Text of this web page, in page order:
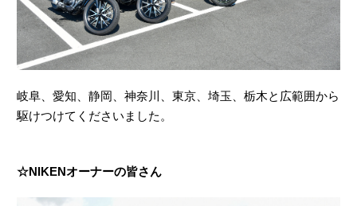
岐阜、愛知、静岡、神奈川、東京、埼玉、栃木と広範囲から
駆けつけてくださいました。
☆NIKENオーナーの皆さん